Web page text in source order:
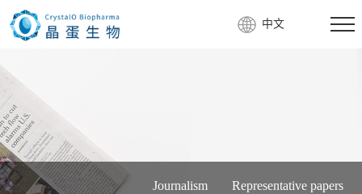
中文
Journalism Representative papers